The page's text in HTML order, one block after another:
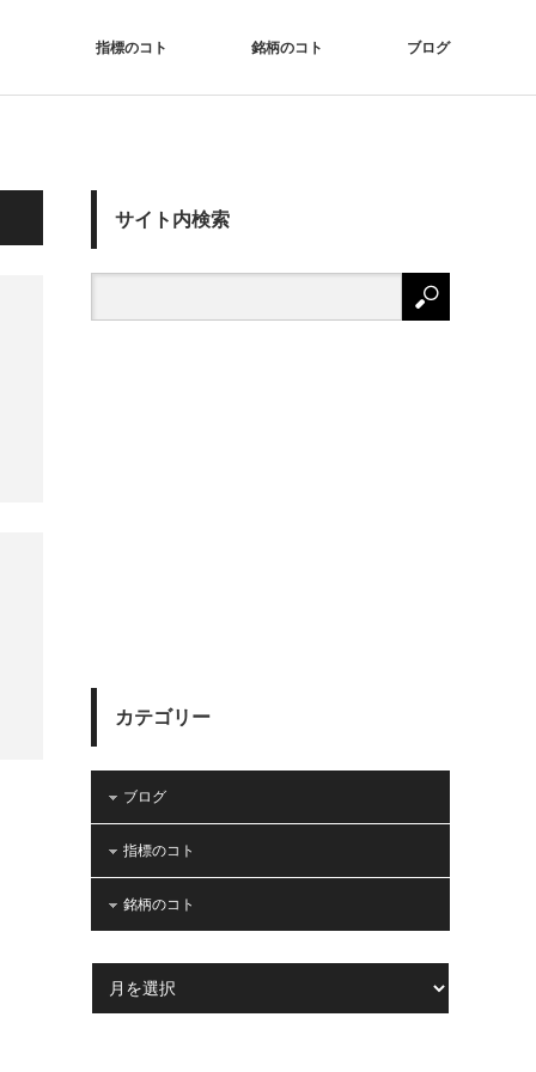
指標のコト 銘柄のコト ブログ
サイト内検索
カテゴリー
ブログ
指標のコト
銘柄のコト